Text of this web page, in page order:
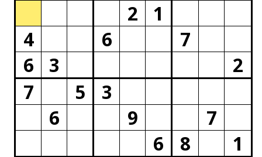
2
1
4
6
7
6
3
2
7
5
3
6
9
7
6
8
1